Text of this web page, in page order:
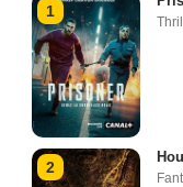
1
2